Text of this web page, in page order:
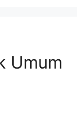
Umum